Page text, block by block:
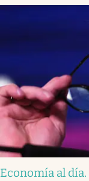
Economía al día.